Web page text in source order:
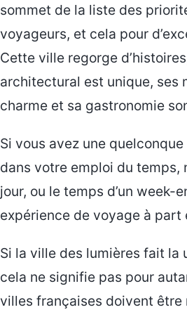
sommet de la liste des
voyageurs, et cela pour
Cette ville regorge
architectural est unique, ses
charme et sa gastronomie
Si vous avez une
dans votre emploi du temps,
jour, ou le temps d’un week-
expérience de voyage à part
Si la ville des lumières fait la
cela ne signifie pas pour
villes françaises doivent être